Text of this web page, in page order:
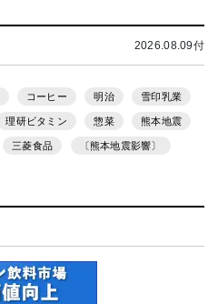
2026.08.09付
コーヒー 明治 雪印乳業
理研ビタミン 惣菜 熊本地震
三菱食品 〔熊本地震影響〕